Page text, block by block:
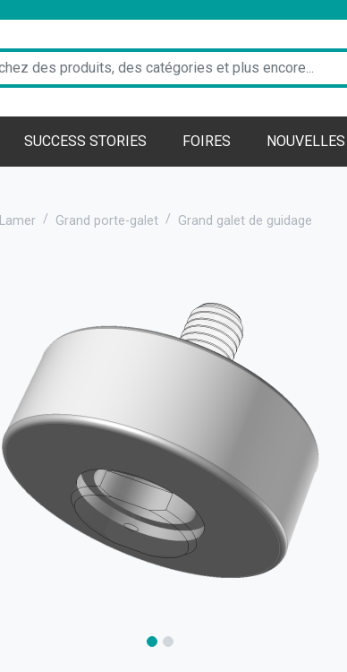
SUCCESS STORIES FOIRES NOUVELLES
Lamer Grand porte-galet Grand galet de guidage